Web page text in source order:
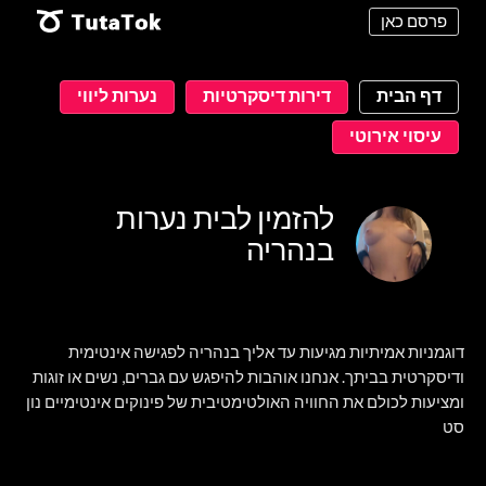
פרסם כאן
דף הבית דירות דיסקרטיות
נערות ליווי
עיסוי אירוטי
להזמין לבית נערות
בנהריה
דוגמניות אמיתיות מגיעות עד אליך בנהריה לפגישה אינטימית
ודיסקרטית בביתך. אנחנו אוהבות להיפגש עם גברים, נשים או זוגות
ומציעות לכולם את החוויה האולטימטיבית של פינוקים אינטימיים נון
סט